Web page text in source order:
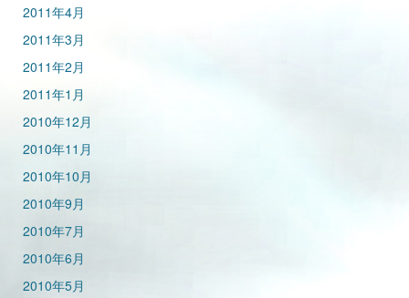
2011年4月
2011年3月
2011年2月
2011年1月
2010年12月
2010年11月
2010年10月
2010年9月
2010年7月
2010年6月
2010年5月